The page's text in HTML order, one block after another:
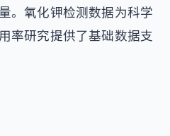
。氧化钾检测数据为科学
率研究提供了基础数据支